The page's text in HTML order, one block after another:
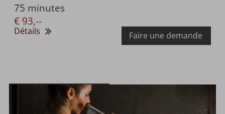
75 minutes
€ 93,--
Faire une demande
Détails